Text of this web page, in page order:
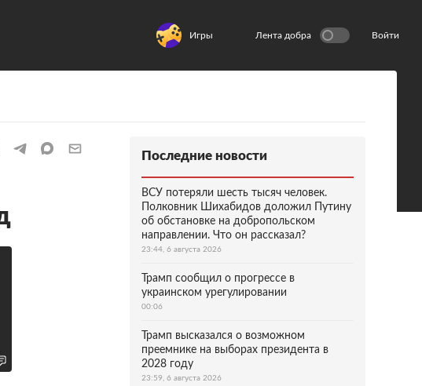
Игры Лента добра Войти
Последние новости
ВСУ потеряли шесть тысяч человек.
Полковник Шихабидов доложил Путину
об обстановке на добропольском
направлении. Что он рассказал?
23:44, 6 августа 2026
Трамп сообщил о прогрессе в
украинском урегулировании
00:06
Трамп высказался о возможном
преемнике на выборах президента в
2028 году
23:59, 6 августа 2026